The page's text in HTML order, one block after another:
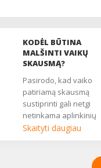
todėl namų vaistinėlėje
naudinga turėti ir kitų
priemonių. Taigi pats
atidžiau peržiūrėti
vaistinėlę, skirtą
kas joje turėtų būti, kad
netikėtai sunegalavus
vaikui naktį nereikėtų
važiuoti į vaistinę? ...
KODĖL BŪTINA
MALŠINTI VAIKŲ
SKAUSMĄ?
Pasirodo, kad vaiko
patiriamą skausmą
sustiprinti gali netgi
netinkama aplinkinių
reakcija ar
Skaityti daugiau